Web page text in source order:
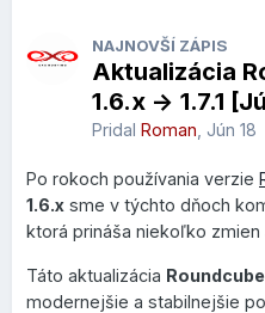
NAJNOVŠÍ ZÁPIS
Aktualizácia
1.6.x -> 1.7.1
Pridal Roman Jún 18
Po rokoch používania verzie
1.6.x sme v týchto dňoch
ktorá prináša niekoľko zmien
Táto aktualizácia
modernejšie a stabilnejšie